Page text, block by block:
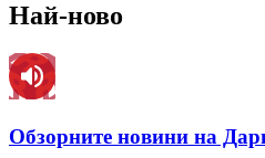
Най-ново
Обзорните новини на